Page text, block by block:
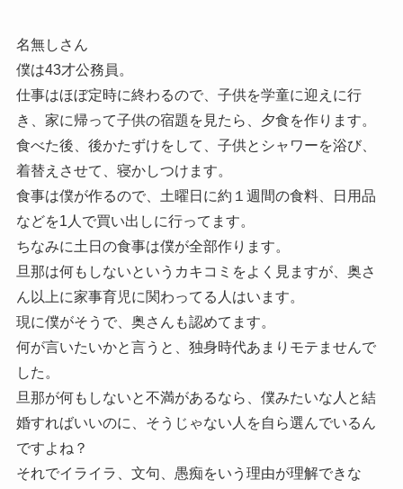
名無しさん
僕は43才公務員。
仕事はほぼ定時に終わるので、子供を学童に迎えに行
き、家に帰って子供の宿題を見たら、夕食を作ります。
食べた後、後かたずけをして、子供とシャワーを浴び、
着替えさせて、寝かしつけます。
食事は僕が作るので、土曜日に約１週間の食料、日用品
などを1人で買い出しに行ってます。
ちなみに土日の食事は僕が全部作ります。
旦那は何もしないというカキコミをよく見ますが、奥さ
ん以上に家事育児に関わってる人はいます。
現に僕がそうで、奥さんも認めてます。
何が言いたいかと言うと、独身時代あまりモテませんで
した。
旦那が何もしないと不満があるなら、僕みたいな人と結
婚すればいいのに、そうじゃない人を自ら選んでいるん
ですよね？
それでイライラ、文句、愚痴をいう理由が理解できな